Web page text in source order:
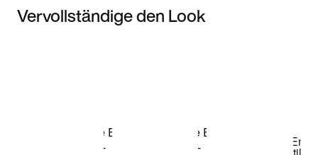
Vervollständige den Look